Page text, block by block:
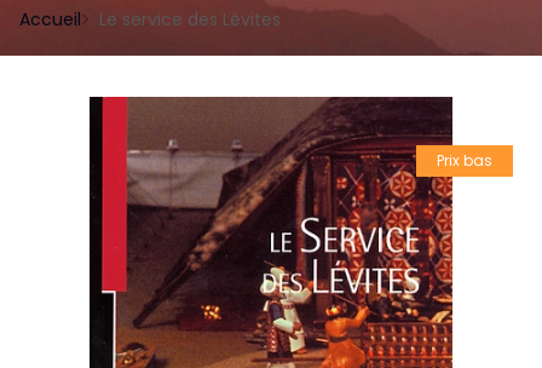
Accueil Le service des Lévites
Prix bas